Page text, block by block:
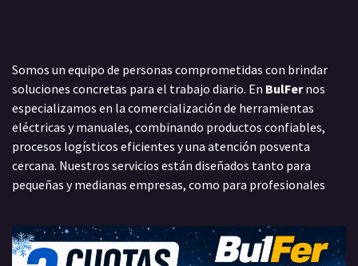
Somos un equipo de personas comprometidas con brindar
soluciones concretas para el trabajo diario. En BulFernos
especializamos en la comercialización de herramientas
eléctricas y manuales, combinando productos confiables,
procesos logísticos eficientes y una atención posventa
cercana. Nuestros servicios están diseñados tanto para
pequeñas y medianas empresas, como para profesionales